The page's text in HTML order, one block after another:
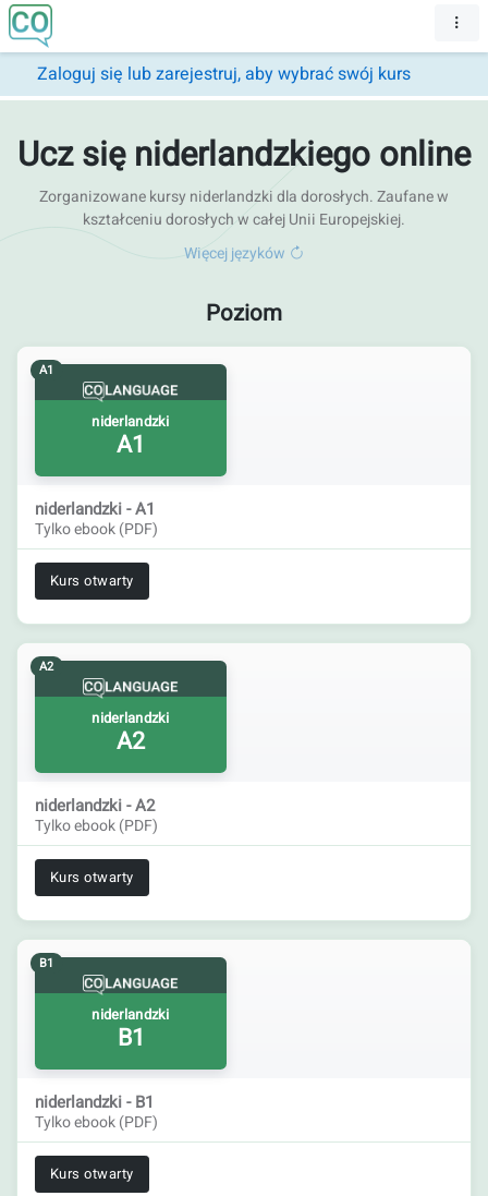
Zaloguj się lub zarejestruj, aby wybrać swój kurs
Ucz się niderlandzkiego online
Zorganizowane kursy niderlandzki dla dorosłych. Zaufane w
kształceniu dorosłych w całej Unii Europejskiej.
Więcej języków
Poziom
A1
niderlandzki
A1
niderlandzki - A1
Tylko ebook (PDF)
Kurs otwarty
A2
niderlandzki
A2
niderlandzki - A2
Tylko ebook (PDF)
Kurs otwarty
B1
niderlandzki
B1
niderlandzki - B1
Tylko ebook (PDF)
Kurs otwarty